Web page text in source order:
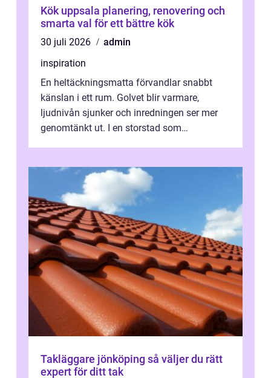
Kök uppsala planering, renovering och
smarta val för ett bättre kök
30 juli 2026
admin
inspiration
En heltäckningsmatta förvandlar snabbt
känslan i ett rum. Golvet blir varmare,
ljudnivån sjunker och inredningen ser mer
genomtänkt ut. I en storstad som
Takläggare jönköping så väljer du rätt
expert för ditt tak